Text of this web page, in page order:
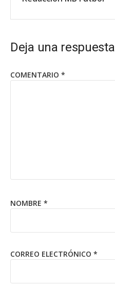
Deja una respuesta
COMENTARIO *
NOMBRE *
CORREO ELECTRÓNICO *